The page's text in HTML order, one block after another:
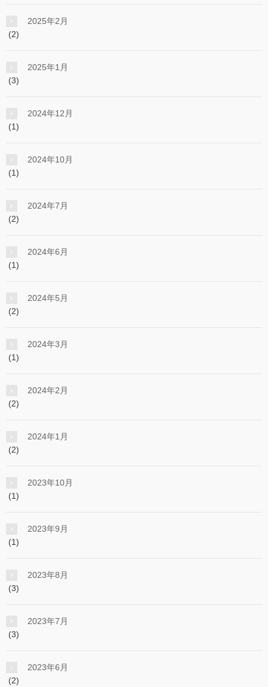
2025年2月
(2)
2025年1月
(3)
2024年12月
(1)
2024年10月
(1)
2024年7月
(2)
2024年6月
(1)
2024年5月
(2)
2024年3月
(1)
2024年2月
(2)
2024年1月
(2)
2023年10月
(1)
2023年9月
(1)
2023年8月
(3)
2023年7月
(3)
2023年6月
(2)